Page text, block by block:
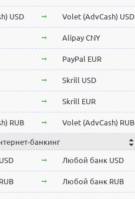
Qtum
Iota MIOTA
Waves
Icon ICX
Zcash ZEC
Ontology ONT
VeChain VET
Ravencoin RVN
USD Volet (AdvCash) USD
Alipay CNY
PayPal EUR
Skrill USD
Skrill EUR
RUB Volet (AdvCash) RUB
EUR Volet (AdvCash) EUR
KZT Volet (AdvCash) KZT
ePayments USD
банкинг
Любой банк USD
Любой банк RUB